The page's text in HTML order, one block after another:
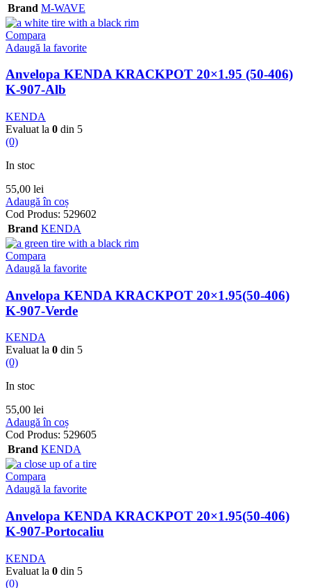
Brand M-WAVE
Compara
Adaugă la favorite
Anvelopa KENDA KRACKPOT 20×1.95 (50-406)
K-907-Alb
KENDA
Evaluat la 0 din 5
(0)
In stoc
55,00 lei
Adaugă în coș
Cod Produs: 529602
Brand KENDA
Compara
Adaugă la favorite
Anvelopa KENDA KRACKPOT 20×1.95(50-406)
K-907-Verde
KENDA
Evaluat la 0 din 5
(0)
In stoc
55,00 lei
Adaugă în coș
Cod Produs: 529605
Brand KENDA
Compara
Adaugă la favorite
Anvelopa KENDA KRACKPOT 20×1.95(50-406)
K-907-Portocaliu
KENDA
Evaluat la 0 din 5
(0)